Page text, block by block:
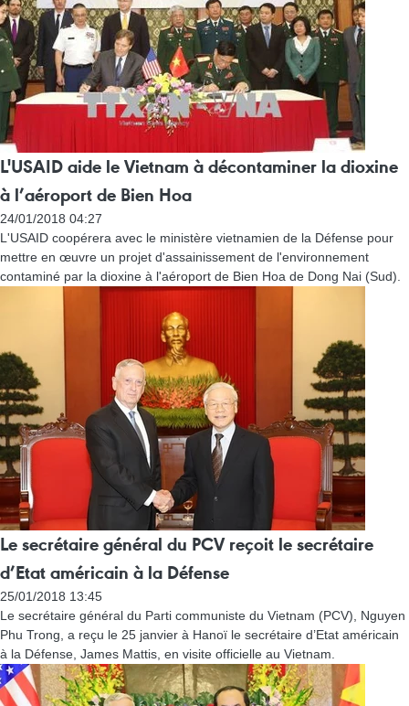
L'USAID aide le Vietnam à décontaminer la dioxine
à l’aéroport de Bien Hoa
24/01/2018 04:27
L'USAID coopérera avec le ministère vietnamien de la Défense pour
mettre en œuvre un projet d'assainissement de l'environnement
contaminé par la dioxine à l'aéroport de Bien Hoa de Dong Nai (Sud).
Le secrétaire général du PCV reçoit le secrétaire
d’Etat américain à la Défense
25/01/2018 13:45
Le secrétaire général du Parti communiste du Vietnam (PCV), Nguyen
Phu Trong, a reçu le 25 janvier à Hanoï le secrétaire d’Etat américain
à la Défense, James Mattis, en visite officielle au Vietnam.